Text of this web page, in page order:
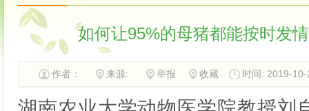
如何让95%的母猪都能按时发
作者： 来源: 举报 收藏 时间: 2019-